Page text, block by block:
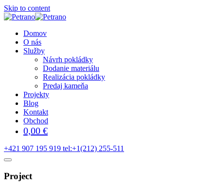
Skip to content
Domov
O nás
Služby
Návrh pokládky
Dodanie materiálu
Realizácia pokládky
Predaj kameňa
Projekty
Blog
Kontakt
Obchod
0,00 €
+421 907 195 919 tel:+1(212) 255-511
Project